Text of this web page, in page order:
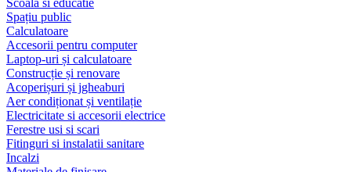
Spațiu public
Calculatoare
Accesorii pentru computer
Laptop-uri și calculatoare
Construcție și renovare
Acoperișuri și jgheaburi
Aer condiționat și ventilație
Electricitate si accesorii electrice
Ferestre usi si scari
Fitinguri si instalatii sanitare
Incalzi